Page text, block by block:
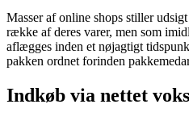
Masser af online shops stiller
række af deres varer, men som
aflægges inden et nøjagtigt
pakken ordnet forinden
Indkøb via nettet